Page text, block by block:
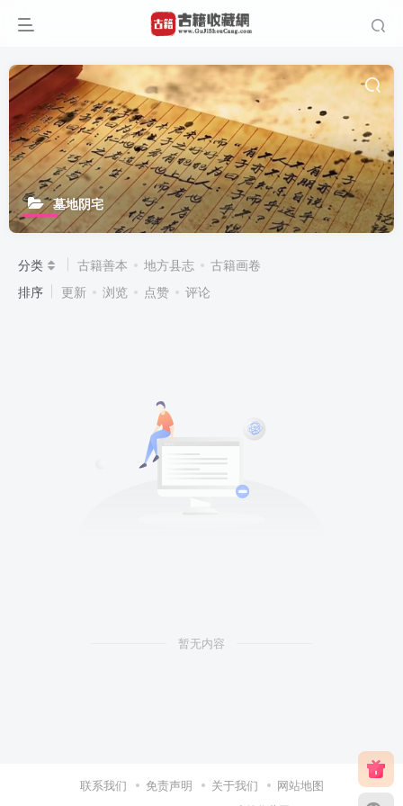
墓地阴宅
分类 古籍善本 地方县志
古籍画卷
排序
更新 浏览 点赞 评论
暂无内容
联系我们 免责声明 关于我们 网站地图